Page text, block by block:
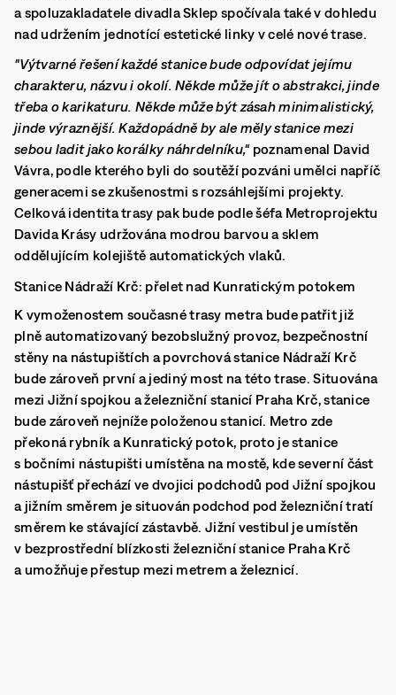
a spoluzakladatele divadla Sklep spočívala také v dohledu
nad udržením jednotící estetické linky v celé nové trase.
"Výtvarné řešení každé stanice bude odpovídat jejímu
charakteru, názvu i okolí. Někde může jít o abstrakci, jinde
třeba o karikaturu. Někde může být zásah minimalistický,
jinde výraznější. Každopádně by ale měly stanice mezi
sebou ladit jako korálky náhrdelníku,“poznamenal David
Vávra, podle kterého byli do soutěží pozváni umělci napříč
generacemi se zkušenostmi s rozsáhlejšími projekty.
Celková identita trasy pak bude podle šéfa Metroprojektu
Davida Krásy udržována modrou barvou a sklem
oddělujícím kolejiště automatických vlaků.
Stanice Nádraží Krč: přelet nad Kunratickým potokem
K vymoženostem současné trasy metra bude patřit již
plně automatizovaný bezobslužný provoz, bezpečnostní
stěny na nástupištích a povrchová stanice Nádraží Krč
bude zároveň první a jediný most na této trase. Situována
mezi Jižní spojkou a železniční stanicí Praha Krč, stanice
bude zároveň nejníže položenou stanicí. Metro zde
překoná rybník a Kunratický potok, proto je stanice
s bočními nástupišti umístěna na mostě, kde severní část
nástupišť přechází ve dvojici podchodů pod Jižní spojkou
a jižním směrem je situován podchod pod železniční tratí
směrem ke stávající zástavbě. Jižní vestibul je umístěn
v bezprostřední blízkosti železniční stanice Praha Krč
a umožňuje přestup mezi metrem a železnicí.